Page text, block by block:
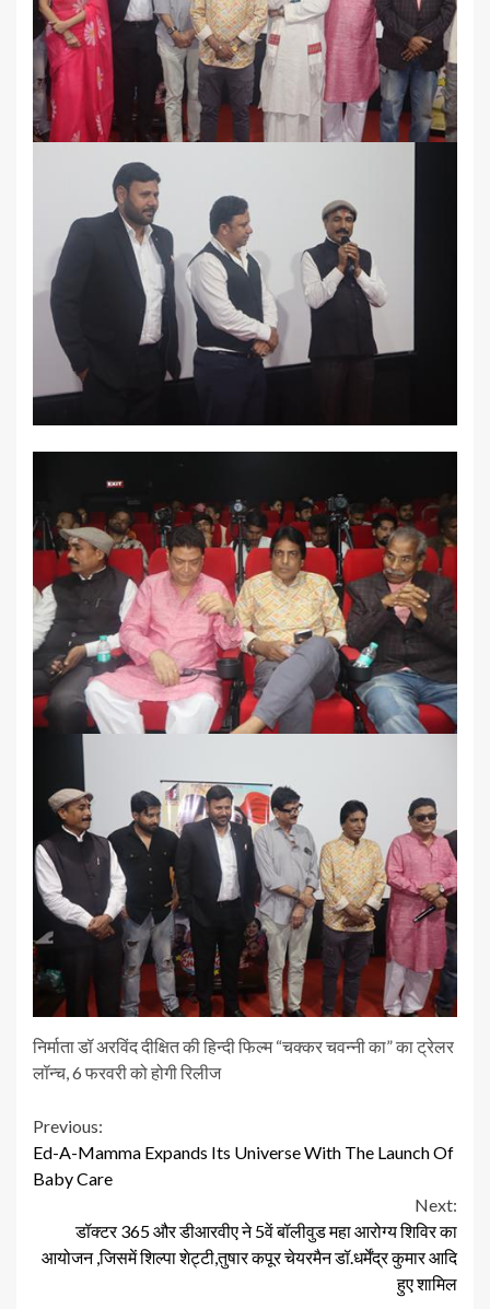
निर्माता डॉ अरविंद दीक्षित की हिन्दी फिल्म “चक्कर चवन्नी का” का ट्रेलर
लॉन्च, 6 फरवरी को होगी रिलीज
Continue
Reading
Previous:
Ed-A-Mamma Expands Its Universe With The Launch Of
Baby Care
Next:
डॉक्टर 365 और डीआरवीए ने 5वें बॉलीवुड महा आरोग्य शिविर का
आयोजन ,जिसमें शिल्पा शेट्टी,तुषार कपूर चेयरमैन डॉ.धर्मेंद्र कुमार आदि
हुए शामिल